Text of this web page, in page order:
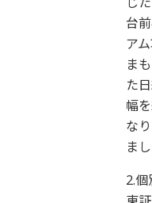
台
ア
ま
た
幅
な
ま
2.